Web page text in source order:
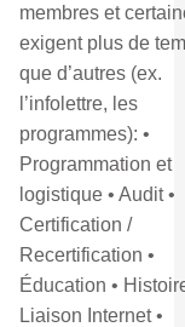
membres et
exigent plus de
que d’autres (ex.
l’infolettre, les
programmes): •
Programmation et
logistique • Audit •
Certification /
Recertification •
Éducation •
Liaison Internet •